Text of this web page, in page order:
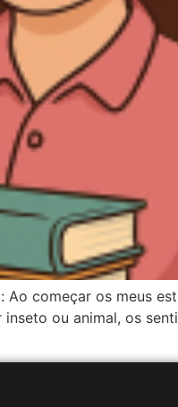
Ao começar os meus
ou animal, os